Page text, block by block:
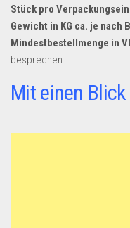
Stück pro
Gewicht in KG ca. je nach
Mindestbestellmenge in
besprechen
Mit einen